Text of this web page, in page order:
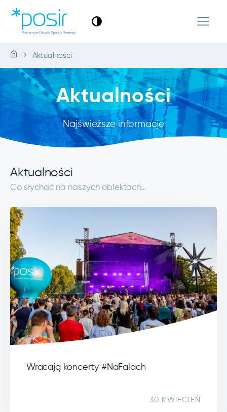
Aktualności
Aktualności
Najświeższe informacje
Aktualności
Co słychać na naszych obiektach…
Wracają koncerty #NaFalach
30 KWIECIEŃ